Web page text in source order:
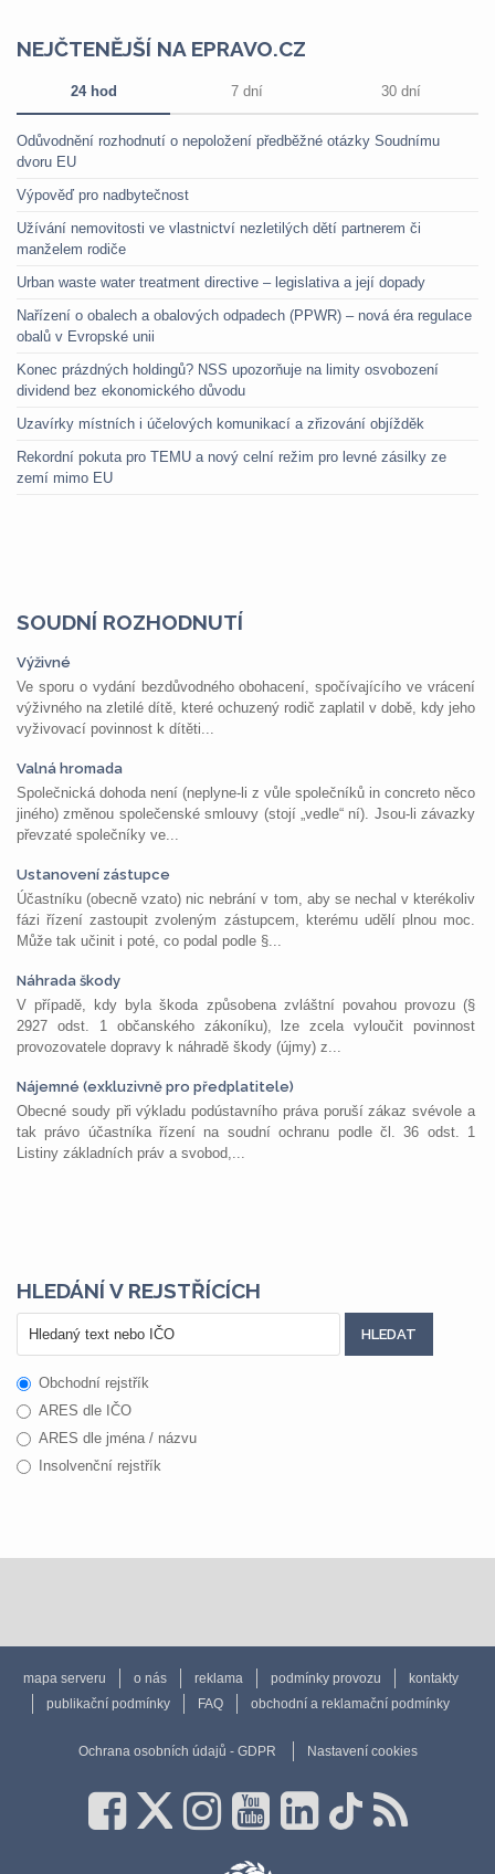
NEJČTENĚJŠÍ NA EPRAVO.CZ
24 hod 7 dní 30 dní
Odůvodnění rozhodnutí o nepoložení předběžné otázky Soudnímu
dvoru EU
Výpověď pro nadbytečnost
Užívání nemovitosti ve vlastnictví nezletilých dětí partnerem či
manželem rodiče
Urban waste water treatment directive – legislativa a její dopady
Nařízení o obalech a obalových odpadech (PPWR) – nová éra regulace
obalů v Evropské unii
Konec prázdných holdingů? NSS upozorňuje na limity osvobození
dividend bez ekonomického důvodu
Uzavírky místních i účelových komunikací a zřizování objížděk
Rekordní pokuta pro TEMU a nový celní režim pro levné zásilky ze
zemí mimo EU
SOUDNÍ ROZHODNUTÍ
Výživné
Ve sporu o vydání bezdůvodného obohacení, spočívajícího ve vrácení
výživného na zletilé dítě, které ochuzený rodič zaplatil v době, kdy jeho
vyživovací povinnost k dítěti...
Valná hromada
Společnická dohoda není (neplyne-li z vůle společníků in concreto něco
jiného) změnou společenské smlouvy (stojí „vedle“ ní). Jsou-li závazky
převzaté společníky ve...
Ustanovení zástupce
Účastníku (obecně vzato) nic nebrání v tom, aby se nechal v kterékoliv
fázi řízení zastoupit zvoleným zástupcem, kterému udělí plnou moc.
Může tak učinit i poté, co podal podle §...
Náhrada škody
V případě, kdy byla škoda způsobena zvláštní povahou provozu (§
2927 odst. 1 občanského zákoníku), lze zcela vyloučit povinnost
provozovatele dopravy k náhradě škody (újmy) z...
Nájemné (exkluzivně pro předplatitele)
Obecné soudy při výkladu podústavního práva poruší zákaz svévole a
tak právo účastníka řízení na soudní ochranu podle čl. 36 odst. 1
Listiny základních práv a svobod,...
HLEDÁNÍ V REJSTŘÍCÍCH
Obchodní rejstřík
ARES dle IČO
ARES dle jména / názvu
Insolvenční rejstřík
mapa serveru o nás reklama podmínky provozu
kontakty
publikační podmínky
FAQ obchodní a reklamační podmínky
Ochrana osobních údajů - GDPR Nastavení cookies